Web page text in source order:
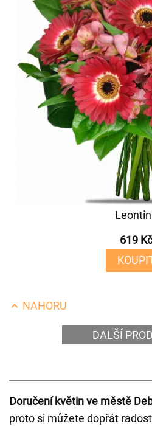
619 Kč
NAHORU
DALŠÍ
Doručení květin ve městě
proto si můžete dopřát